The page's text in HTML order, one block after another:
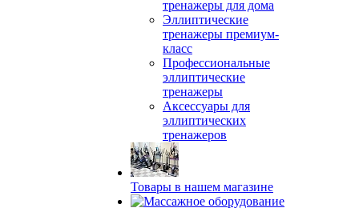
тренажеры для дома
Эллиптические
тренажеры премиум-
класс
Профессиональные
эллиптические
тренажеры
Аксессуары для
эллиптических
тренажеров
Товары в нашем магазине